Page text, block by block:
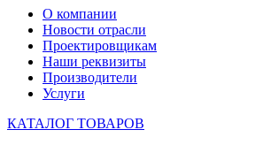
О компании
Новости отрасли
Проектировщикам
Наши реквизиты
Производители
Услуги
КАТАЛОГ ТОВАРОВ